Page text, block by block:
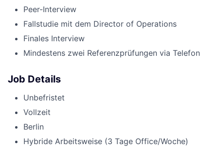
Peer-Interview
Fallstudie mit dem Director of Operations
Finales Interview
Mindestens zwei Referenzprüfungen via Telefon
Job Details
Unbefristet
Vollzeit
Berlin
Hybride Arbeitsweise (3 Tage Office/Woche)